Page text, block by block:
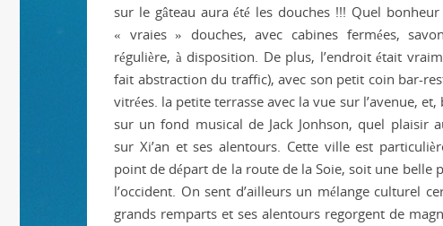
sur le gâteau aura été les douches !!! Quel
« vraies » douches, avec cabines fermées,
régulière, à disposition. De plus, l’endroit était
fait abstraction du traffic), avec son petit coin bar-
vitrées. la petite terrasse avec la vue sur l’avenue,
sur un fond musical de Jack Jonhson, quel plaisir
sur Xi’an et ses alentours. Cette ville est
point de départ de la route de la Soie, soit une belle
l’occident. On sent d’ailleurs un mélange culturel
grands remparts et ses alentours regorgent de